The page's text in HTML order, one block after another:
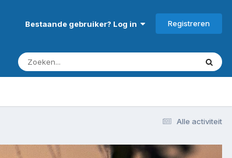
Bestaande gebruiker? Log in Registreren
Alle activiteit